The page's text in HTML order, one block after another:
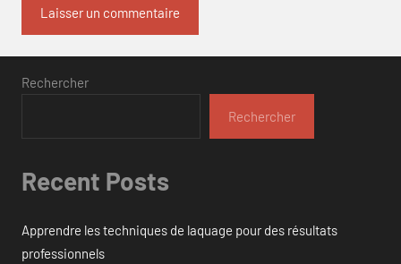
Rechercher
Rechercher
Recent Posts
Apprendre les techniques de laquage pour des résultats
professionnels